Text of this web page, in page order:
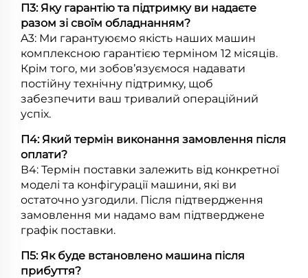
П3: Яку гарантію та підтримку ви надаєте
разом зі своїм обладнанням?
A3: Ми гарантуюємо якість наших машин
комплексною гарантією терміном 12 місяців.
Крім того, ми зобов’язуємося надавати
постійну технічну підтримку, щоб
забезпечити ваш тривалий операційний
успіх.
П4: Який термін виконання замовлення після
оплати?
В4: Термін поставки залежить від конкретної
моделі та конфігурації машини, які ви
остаточно узгодили. Після підтвердження
замовлення ми надамо вам підтверджене
графік поставки.
П5: Як буде встановлено машина після
прибуття?